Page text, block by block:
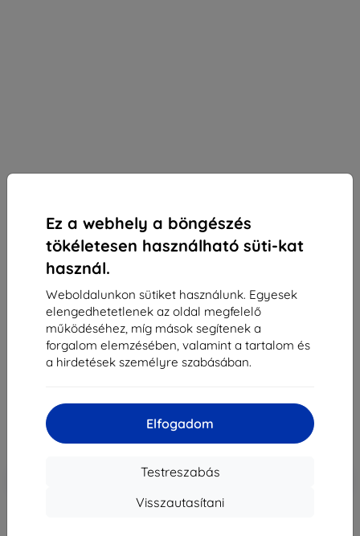
Ez a webhely a böngészés
tökéletesen használható süti-kat
használ.
Weboldalunkon sütiket használunk. Egyesek
elengedhetetlenek az oldal megfelelő
működéséhez, míg mások segítenek a
forgalom elemzésében, valamint a tartalom és
a hirdetések személyre szabásában.
Elfogadom
Testreszabás
Visszautasítani
3MK Silver Protect+ Samsung Galaxy Z Fold 2 5G
nedvesen felhelyezhető antimikrobiális fólia
(5903108324601)
Alkalmas: Samsung Galaxy Z Fold 2
Leírás és specifikáció
2 241 Ft
Ár ÁFA nelkül
Kedvezmény kuponnalEXTRA10